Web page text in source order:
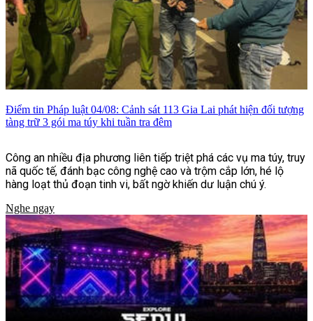
Điểm tin Pháp luật 04/08: Cảnh sát 113 Gia Lai phát hiện đối tượng
tàng trữ 3 gói ma túy khi tuần tra đêm
Công an nhiều địa phương liên tiếp triệt phá các vụ ma túy, truy
nã quốc tế, đánh bạc công nghệ cao và trộm cắp lớn, hé lộ
hàng loạt thủ đoạn tinh vi, bất ngờ khiến dư luận chú ý.
Nghe ngay